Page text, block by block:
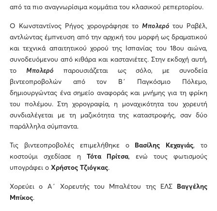
από τα πιο αναγνωρίσιμα κομμάτια του κλασικού ρεπερτορίου.
Ο Κωνσταντίνος Ρήγος χορογράφησε το Μπολερότου Ραβέλ,
αντλώντας έμπνευση από την αρχική του μορφή ως δραματικού
και τεχνικά απαιτητικού χορού της Ισπανίας του 18ου αιώνα,
συνοδευόμενου από κιθάρα και καστανιέτες. Στην εκδοχή αυτή,
το Μπολερό παρουσιάζεται ως σόλο, με συνοδεία
βιντεοπροβολών από τον Β΄ Παγκόσμιο Πόλεμο,
δημιουργώντας ένα σημείο αναφοράς και μνήμης για τη φρίκη
του πολέμου. Στη χορογραφία, η μοναχικότητα του χορευτή
συνδιαλέγεται με τη μαζικότητα της καταστροφής, σαν δύο
παράλληλα σύμπαντα.
Τις βιντεοπροβολές επιμελήθηκε ο Βασίλης Κεχαγιάς, το
κοστούμι σχεδίασε η Τότα Πρίτσα, ενώ τους φωτισμούς
υπογράφει ο Χρήστος Τζιόγκας.
Χορεύει ο Α΄ Χορευτής του Μπαλέτου της ΕΛΣ
Βαγγέλης
Μπίκος.